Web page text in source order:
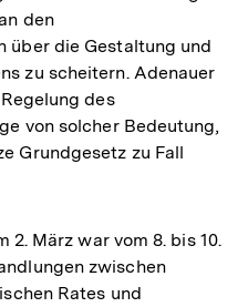
den
über die Gestaltung und
zu scheitern. Adenauer
des
von solcher Bedeutung,
Grundgesetz zu Fall
März war vom 8. bis 10.
zwischen
Rates und